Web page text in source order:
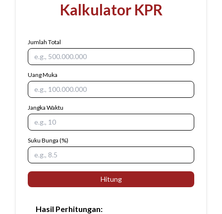
Kalkulator KPR
Jumlah Total
Uang Muka
Jangka Waktu
Suku Bunga (%)
Hitung
Hasil Perhitungan: